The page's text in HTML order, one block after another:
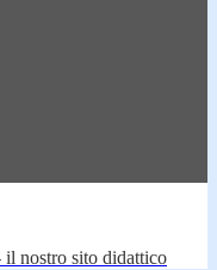
nostro sito didattico